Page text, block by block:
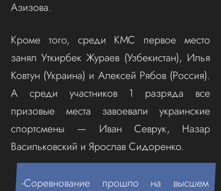
Азизова.
Кроме того, среди КМС первое место
занял Уткирбек Жураев (Узбекистан), Илья
Ковтун (Украина) и Алексей Рябов (Россия).
А среди участников 1 разряда все
призовые места завоевали украинские
спортсмены — Иван Севрук, Назар
Васильковский и Ярослав Сидоренко.
-Соревнование прошло на высшем